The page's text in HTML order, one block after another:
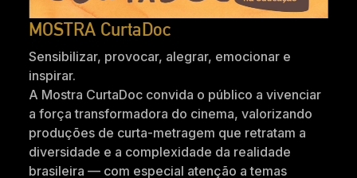
MOSTRA CurtaDoc
Sensibilizar, provocar, alegrar, emocionar e
inspirar.
A Mostra CurtaDoc convida o público a vivenciar
a força transformadora do cinema, valorizando
produções de curta-metragem que retratam a
diversidade e a complexidade da realidade
brasileira — com especial atenção a temas